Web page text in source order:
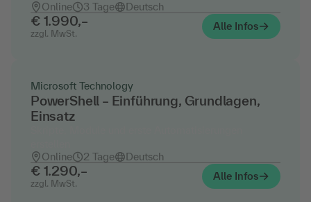
Online
3 Tage Deutsch
€ 1.990,–
zzgl. MwSt.
Alle Infos
Microsoft Technology
PowerShell – Einführung, Grundlagen,
Einsatz
Online
2 Tage Deutsch
€ 1.290,–
zzgl. MwSt.
Alle Infos